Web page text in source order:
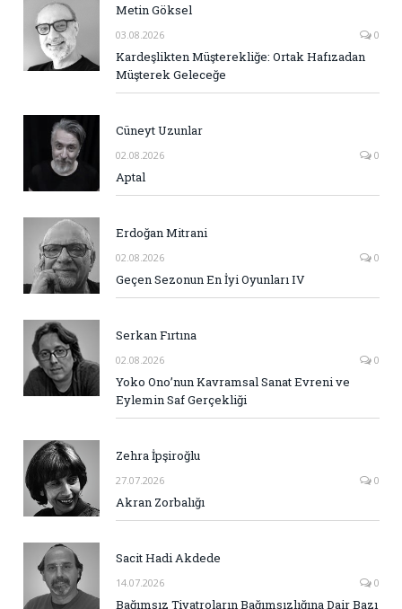
Metin Göksel
03.08.2026 0
Kardeşlikten Müşterekliğe: Ortak Hafızadan
Müşterek Geleceğe
Cüneyt Uzunlar
02.08.2026 0
Aptal
Erdoğan Mitrani
02.08.2026 0
Geçen Sezonun En İyi Oyunları IV
Serkan Fırtına
02.08.2026 0
Yoko Ono’nun Kavramsal Sanat Evreni ve
Eylemin Saf Gerçekliği
Zehra İpşiroğlu
27.07.2026 0
Akran Zorbalığı
Sacit Hadi Akdede
14.07.2026 0
Bağımsız Tiyatroların Bağımsızlığına Dair Bazı